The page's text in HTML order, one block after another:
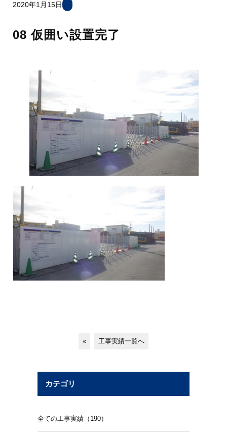
2020年1月15日
08 仮囲い設置完了
« 工事実績一覧へ
カテゴリ
全ての工事実績（190）